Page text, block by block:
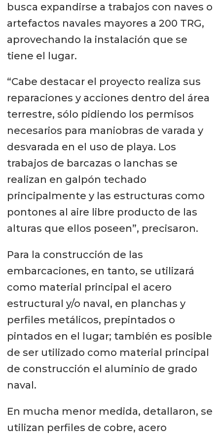
busca expandirse a trabajos con naves o
artefactos navales mayores a 200 TRG,
aprovechando la instalación que se
tiene el lugar.
“Cabe destacar el proyecto realiza sus
reparaciones y acciones dentro del área
terrestre, sólo pidiendo los permisos
necesarios para maniobras de varada y
desvarada en el uso de playa. Los
trabajos de barcazas o lanchas se
realizan en galpón techado
principalmente y las estructuras como
pontones al aire libre producto de las
alturas que ellos poseen”, precisaron.
Para la construcción de las
embarcaciones, en tanto, se utilizará
como material principal el acero
estructural y/o naval, en planchas y
perfiles metálicos, prepintados o
pintados en el lugar; también es posible
de ser utilizado como material principal
de construcción el aluminio de grado
naval.
En mucha menor medida, detallaron, se
utilizan perfiles de cobre, acero